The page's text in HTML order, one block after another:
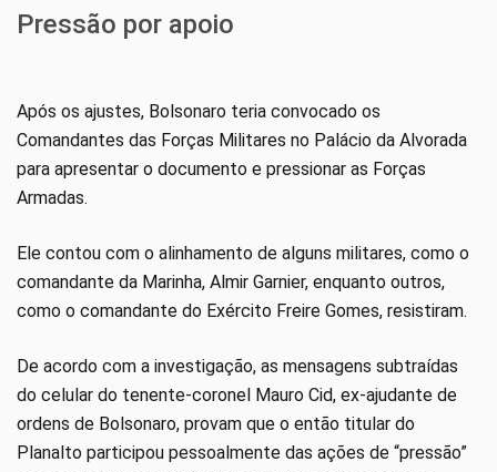
Pressão por apoio
Após os ajustes, Bolsonaro teria convocado os
Comandantes das Forças Militares no Palácio da Alvorada
para apresentar o documento e pressionar as Forças
Armadas.
Ele contou com o alinhamento de alguns militares, como o
comandante da Marinha, Almir Garnier, enquanto outros,
como o comandante do Exército Freire Gomes, resistiram.
De acordo com a investigação, as mensagens subtraídas
do celular do tenente-coronel Mauro Cid, ex-ajudante de
ordens de Bolsonaro, provam que o então titular do
Planalto participou pessoalmente das ações de “pressão”